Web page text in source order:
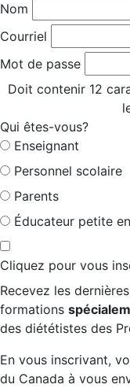
Nom
Courriel
Mot de passe
Doit contenir 12
Qui êtes-vous?
Enseignant
Personnel scolaire
Parents
Éducateur petite
Cliquez pour vous
Recevez les
formations
des diététistes des
En vous inscrivant,
du Canada à vous